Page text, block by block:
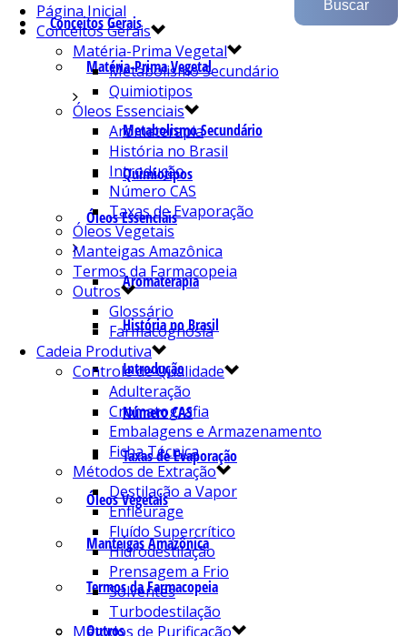
Conceitos Gerais
Matéria-Prima Vegetal
Metabolismo Secundário
Quimiotipos
Óleos Essenciais
Aromaterapia
História no Brasil
Introdução
Número CAS
Taxas de Evaporação
Óleos Vegetais
Manteigas Amazônica
Termos da Farmacopeia
Outros
Página Inicial
Conceitos Gerais
Matéria-Prima Vegetal
Metabolismo Secundário
Quimiotipos
Óleos Essenciais
Aromaterapia
História no Brasil
Introdução
Número CAS
Taxas de Evaporação
Óleos Vegetais
Manteigas Amazônica
Termos da Farmacopeia
Outros
Glossário
Farmacognosia
Cadeia Produtiva
Controle de Qualidade
Adulteração
Cromatografia
Embalagens e Armazenamento
Ficha Técnica
Métodos de Extração
Destilação a Vapor
Enfleurage
Fluído Supercrítico
Hidrodestilação
Prensagem a Frio
Solventes
Turbodestilação
Métodos de Purificação